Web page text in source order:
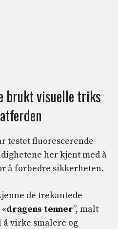
brukt visuelle triks
testet fluorescerende
her kjent med å
å forbedre sikkerheten.
de trekantede
dragens tenner”, malt
virke smalere og